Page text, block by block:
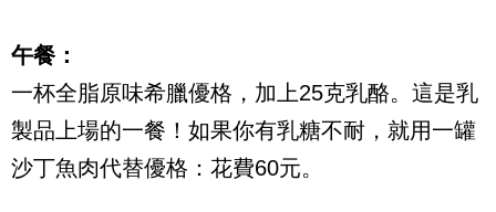
午餐：
一杯全脂原味希臘優格，加上25克乳酪。這是乳
製品上場的一餐！如果你有乳糖不耐，就用一罐
沙丁魚肉代替優格：花費60元。